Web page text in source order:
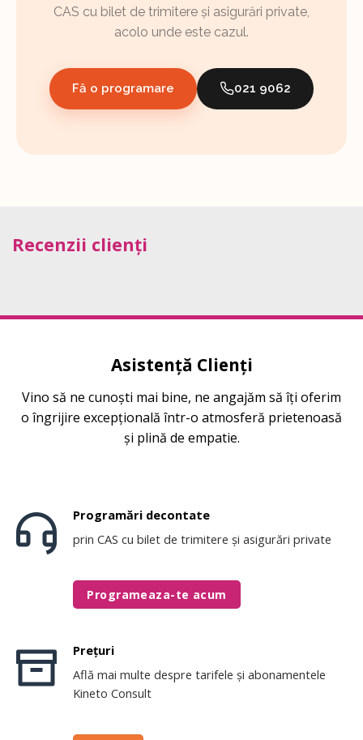
CAS cu bilet de trimitere și asigurări private,
acolo unde este cazul.
Fă o programare 021 9062
Recenzii clienți
Asistență Clienți
Vino să ne cunoști mai bine, ne angajăm să îți oferim
o îngrijire excepțională într-o atmosferă prietenoasă
și plină de empatie.
Programări decontate
prin CAS cu bilet de trimitere și asigurări private
Programeaza-te acum
Prețuri
Află mai multe despre tarifele și abonamentele
Kineto Consult